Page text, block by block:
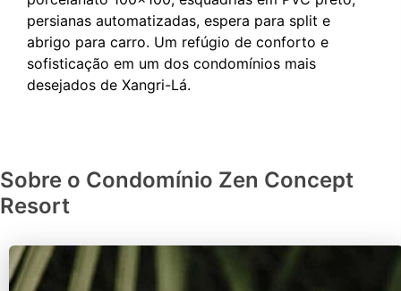
persianas automatizadas, espera para split e
abrigo para carro. Um refúgio de conforto e
sofisticação em um dos condomínios mais
Sobre o Condomínio Zen Concept
Resort